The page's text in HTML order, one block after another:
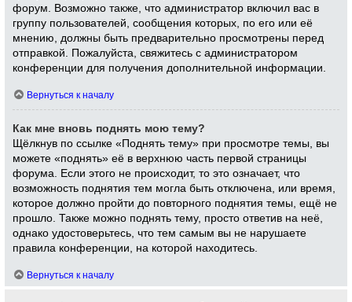
форум. Возможно также, что администратор включил вас в
группу пользователей, сообщения которых, по его или её
мнению, должны быть предварительно просмотрены перед
отправкой. Пожалуйста, свяжитесь с администратором
конференции для получения дополнительной информации.
Вернуться к началу
Как мне вновь поднять мою тему?
Щёлкнув по ссылке «Поднять тему» при просмотре темы, вы
можете «поднять» её в верхнюю часть первой страницы
форума. Если этого не происходит, то это означает, что
возможность поднятия тем могла быть отключена, или время,
которое должно пройти до повторного поднятия темы, ещё не
прошло. Также можно поднять тему, просто ответив на неё,
однако удостоверьтесь, что тем самым вы не нарушаете
правила конференции, на которой находитесь.
Вернуться к началу